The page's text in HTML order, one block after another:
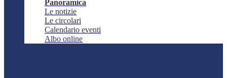
Panoramica
Le notizie
Le circolari
Calendario eventi
Albo online